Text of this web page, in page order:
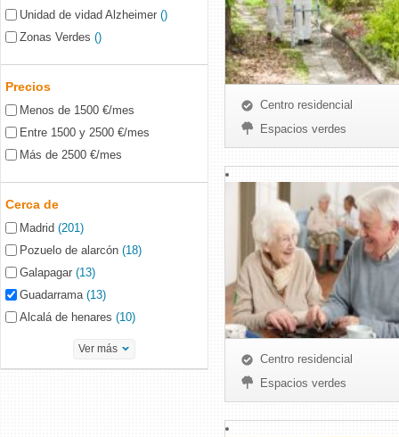
Unidad de vidad Alzheimer ()
Zonas Verdes ()
Precios
Menos de 1500 €/mes
Entre 1500 y 2500 €/mes
Más de 2500 €/mes
Cerca de
Madrid (201)
Pozuelo de alarcón (18)
Galapagar (13)
Guadarrama (13)
Alcalá de henares (10)
Ver más
Centro residencial
Espacios verdes
Centro residencial
Espacios verdes